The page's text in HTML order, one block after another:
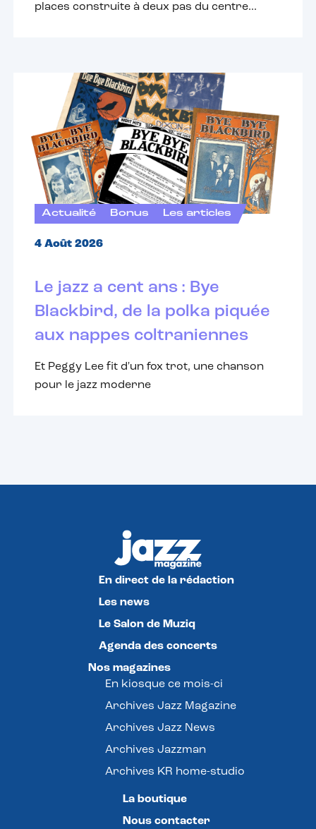
places construite à deux pas du centre...
Actualité Bonus Les articles
4 Août 2026
Le jazz a cent ans : Bye
Blackbird, de la polka piquée
aux nappes coltraniennes
Et Peggy Lee fit d'un fox trot, une chanson
pour le jazz moderne
En direct de la rédaction
Les news
Le Salon de Muziq
Agenda des concerts
Nos magazines
En kiosque ce mois-ci
Archives Jazz Magazine
Archives Jazz News
Archives Jazzman
Archives KR home-studio
La boutique
Nous contacter